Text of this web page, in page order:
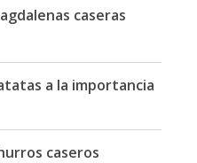
caseras
a la importancia
caseros